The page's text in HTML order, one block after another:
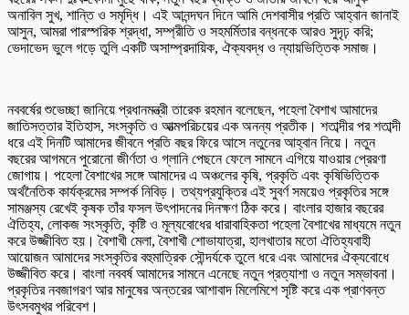
অনাবিল সুখ, শান্তি ও সমৃদ্ধি। এই আনন্দঘন দিনে আমি দেশবাসীর প্রতি আহ্বান জানাই
আসুন, আমরা পারস্পরিক শ্রদ্ধা, সম্প্রীতি ও সহমর্মিতার বন্ধনকে আরও সুদৃঢ় করি;
ভেদাভেদ ভুলে গড়ে তুলি একটি অসাম্প্রদায়িক, ঐক্যবদ্ধ ও ন্যায়ভিত্তিক সমাজ।
নববর্ষের শুভেচ্ছা জানিয়ে প্রধানমন্ত্রী তারেক রহমান বলেছেন, পহেলা বৈশাখ আমাদের
জাতিসত্তার ইতিহাস, সংস্কৃতি ও আত্মপরিচয়ের এক অনন্য প্রতীক। শতাব্দীর পর শতাব্দী
ধরে এই দিনটি আমাদের জীবনে প্রতি বছর ফিরে আসে নতুনের আহ্বান নিয়ে। নতুন
বছরের আগমনে পুরোনো জীর্ণতা ও গ্লানি পেছনে ফেলে সামনে এগিয়ে যাওয়ার প্রেরণা
জোগায়। পহেলা বৈশাখের সঙ্গে আমাদের এ অঞ্চলের কৃষি, প্রকৃতি এবং কৃষিভিত্তিক
অর্থনৈতিক কার্যক্রমের সম্পর্ক নিবিড়। তথ্যপ্রযুক্তির এই সুবর্ণ সময়েও প্রকৃতির সঙ্গে
সামঞ্জস্য রেখেই কৃষক তাঁর ফসল উৎপাদনের দিনক্ষণ ঠিক করে। বাংলার হাজার বছরের
ঐতিহ্য, লোকজ সংস্কৃতি, কৃষ্টি ও মূল্যবোধের ধারাবাহিকতা পহেলা বৈশাখের মাধ্যমে নতুন
করে উজ্জীবিত হয়। বৈশাখী মেলা, বৈশাখী শোভাযাত্রা, হালখাতার মতো ঐতিহ্যবাহী
আয়োজন আমাদের সংস্কৃতির বহুমাত্রিক সৌন্দর্যকে তুলে ধরে এবং আমাদের ঐক্যবোধে
উজ্জীবিত করে। বাংলা নববর্ষ আমাদের সামনে এনেছে নতুন প্রত্যাশা ও নতুন সম্ভাবনা।
প্রকৃতির নবজাগরণ আর মানুষের অন্তরের আশাবাদ মিলেমিশে সৃষ্টি করে এক প্রাণবন্ত
উৎসবমুখর পরিবেশ।